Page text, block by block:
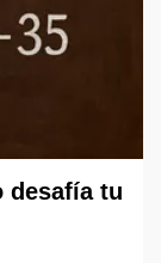
desafía tu